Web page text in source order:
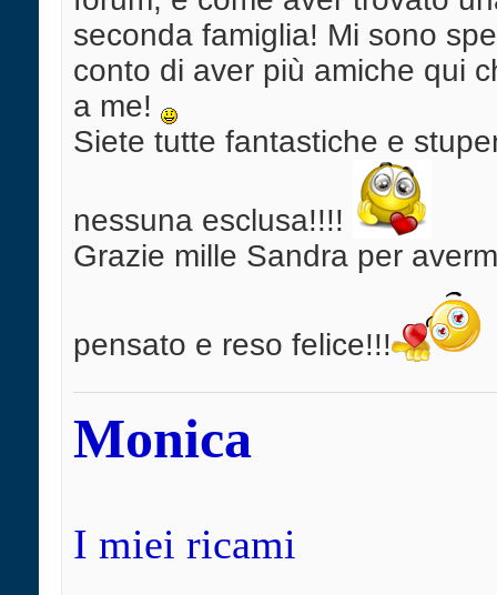
seconda famiglia! Mi sono
conto di aver più amiche qui
a me!
Siete tutte fantastiche e
nessuna esclusa!!!!
Grazie mille Sandra per
pensato e reso felice!!!
Monica
I miei ricami